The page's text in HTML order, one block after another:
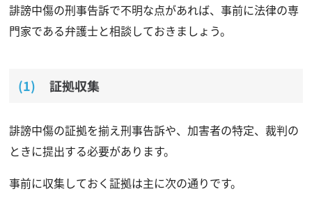
誹謗中傷の刑事告訴で不明な点があれば、事前に法律の専
門家である弁護士と相談しておきましょう。
証拠収集
誹謗中傷の証拠を揃え刑事告訴や、加害者の特定、裁判の
ときに提出する必要があります。
事前に収集しておく証拠は主に次の通りです。